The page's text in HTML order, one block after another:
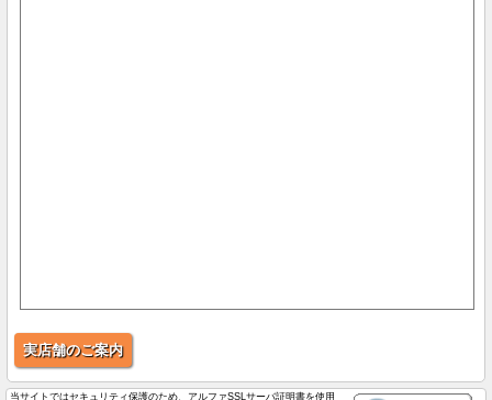
実店舗のご案内
当サイトではセキュリティ保護のため、アルファSSLサーバ証明書を使用